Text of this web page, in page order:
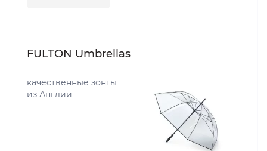
FULTON Umbrellas
качественные зонты
из Англии